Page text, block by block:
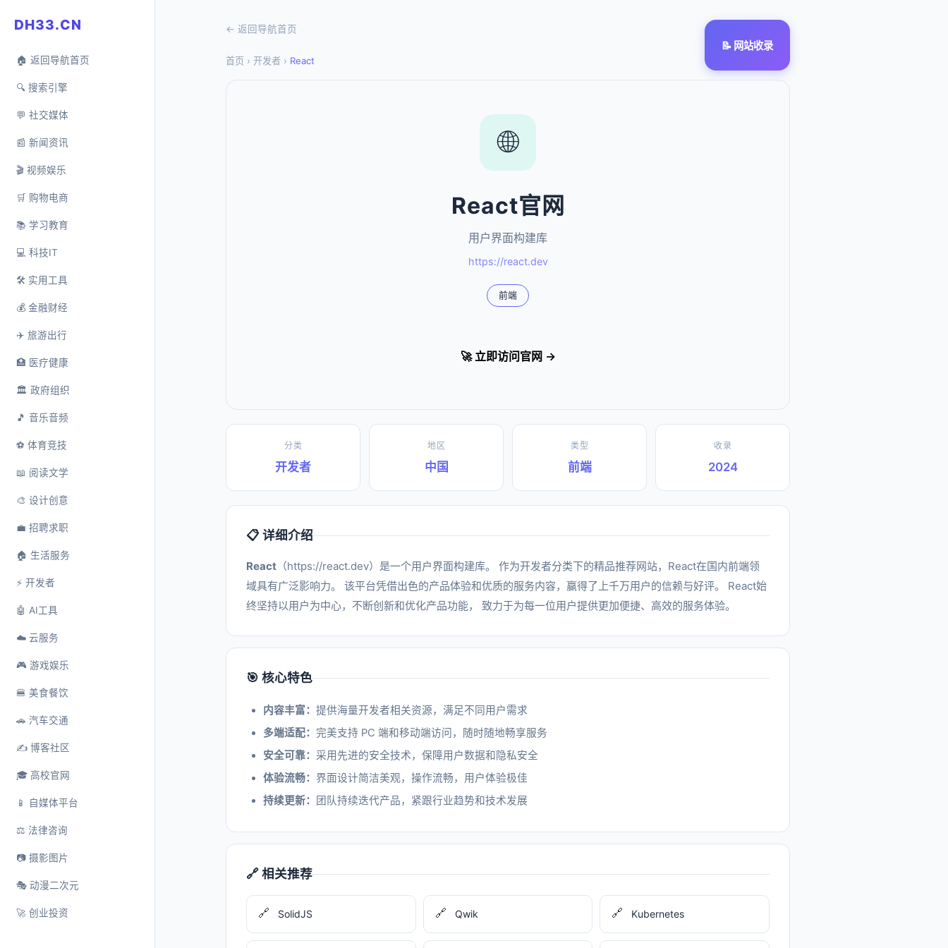
DH33.CN
🏠 返回导航首页
🔍 搜索引擎
💬 社交媒体
📰 新闻资讯
🎬 视频娱乐
🛒 购物电商
📚 学习教育
💻 科技IT
🛠️ 实用工具
💰 金融财经
✈️ 旅游出行
🏥 医疗健康
🏛️ 政府组织
🎵 音乐音频
⚽ 体育竞技
📖 阅读文学
🎨 设计创意
💼 招聘求职
🏠 生活服务
⚡ 开发者
🤖 AI工具
☁️ 云服务
🎮 游戏娱乐
🍔 美食餐饮
🚗 汽车交通
✍️ 博客社区
🎓 高校官网
📱 自媒体平台
⚖️ 法律咨询
📷 摄影图片
🎭 动漫二次元
🚀 创业投资
📝 网站收录
← 返回导航首页
首页 › 开发者 › React
🌐
React官网
用户界面构建库
https://react.dev
前端
🚀 立即访问官网 →
分类
开发者
地区
中国
类型
前端
收录
2024
📋 详细介绍
React （https://react.dev）是一个用户界面构建库。 作为开发者分类下的精品推荐网站，React在国内前端领
域具有广泛影响力。 该平台凭借出色的产品体验和优质的服务内容，赢得了上千万用户的信赖与好评。 React始
终坚持以用户为中心，不断创新和优化产品功能， 致力于为每一位用户提供更加便捷、高效的服务体验。
🎯 核心特色
内容丰富： 提供海量开发者相关资源，满足不同用户需求
多端适配： 完美支持 PC 端和移动端访问，随时随地畅享服务
安全可靠： 采用先进的安全技术，保障用户数据和隐私安全
体验流畅： 界面设计简洁美观，操作流畅，用户体验极佳
持续更新：
团队持续迭代产品，紧跟行业趋势和技术发展
🔗 相关推荐
🔗 SolidJS 🔗 Qwik 🔗 Kubernetes